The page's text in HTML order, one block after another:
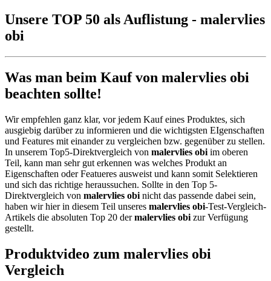
Unsere TOP 50 als Auflistung - malervlies
obi
Was man beim Kauf von malervlies obi
beachten sollte!
Wir empfehlen ganz klar, vor jedem Kauf eines Produktes, sich
ausgiebig darüber zu informieren und die wichtigsten EIgenschaften
und Features mit einander zu vergleichen bzw. gegenüber zu stellen.
In unserem Top5-Direktvergleich von malervlies obi im oberen
Teil, kann man sehr gut erkennen was welches Produkt an
Eigenschaften oder Featueres ausweist und kann somit Selektieren
und sich das richtige heraussuchen. Sollte in den Top 5-
Direktvergleich von malervlies obi nicht das passende dabei sein,
haben wir hier in diesem Teil unseres malervlies obi-Test-Vergleich-
Artikels die absoluten Top 20 dermalervlies obi zur Verfügung
gestellt.
Produktvideo zum malervlies obi
Vergleich